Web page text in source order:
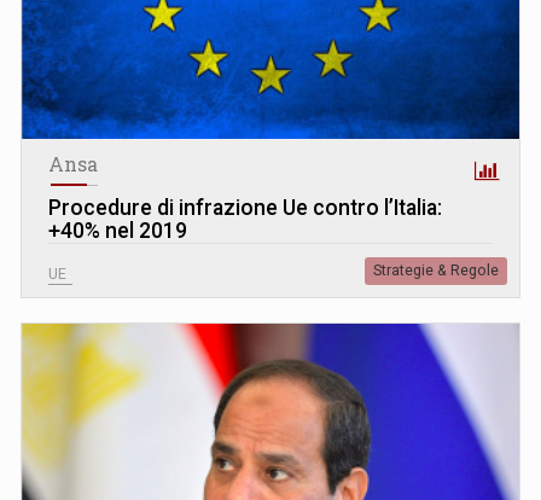
Ansa
Procedure di infrazione Ue contro l’Italia:
+40% nel 2019
UE Strategie & Regole